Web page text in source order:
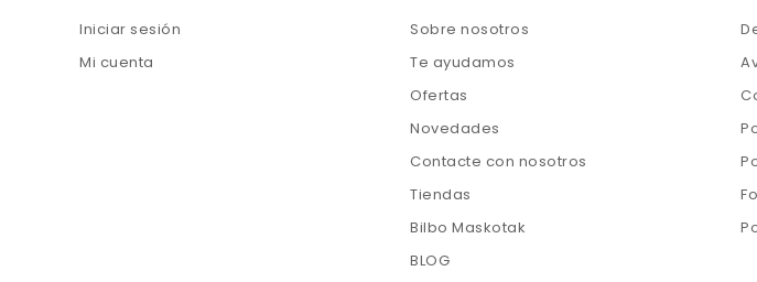
Iniciar sesión
Mi cuenta
Sobre nosotros
Te ayudamos
Ofertas
Novedades
Contacte con nosotros
Tiendas
Bilbo Maskotak
BLOG